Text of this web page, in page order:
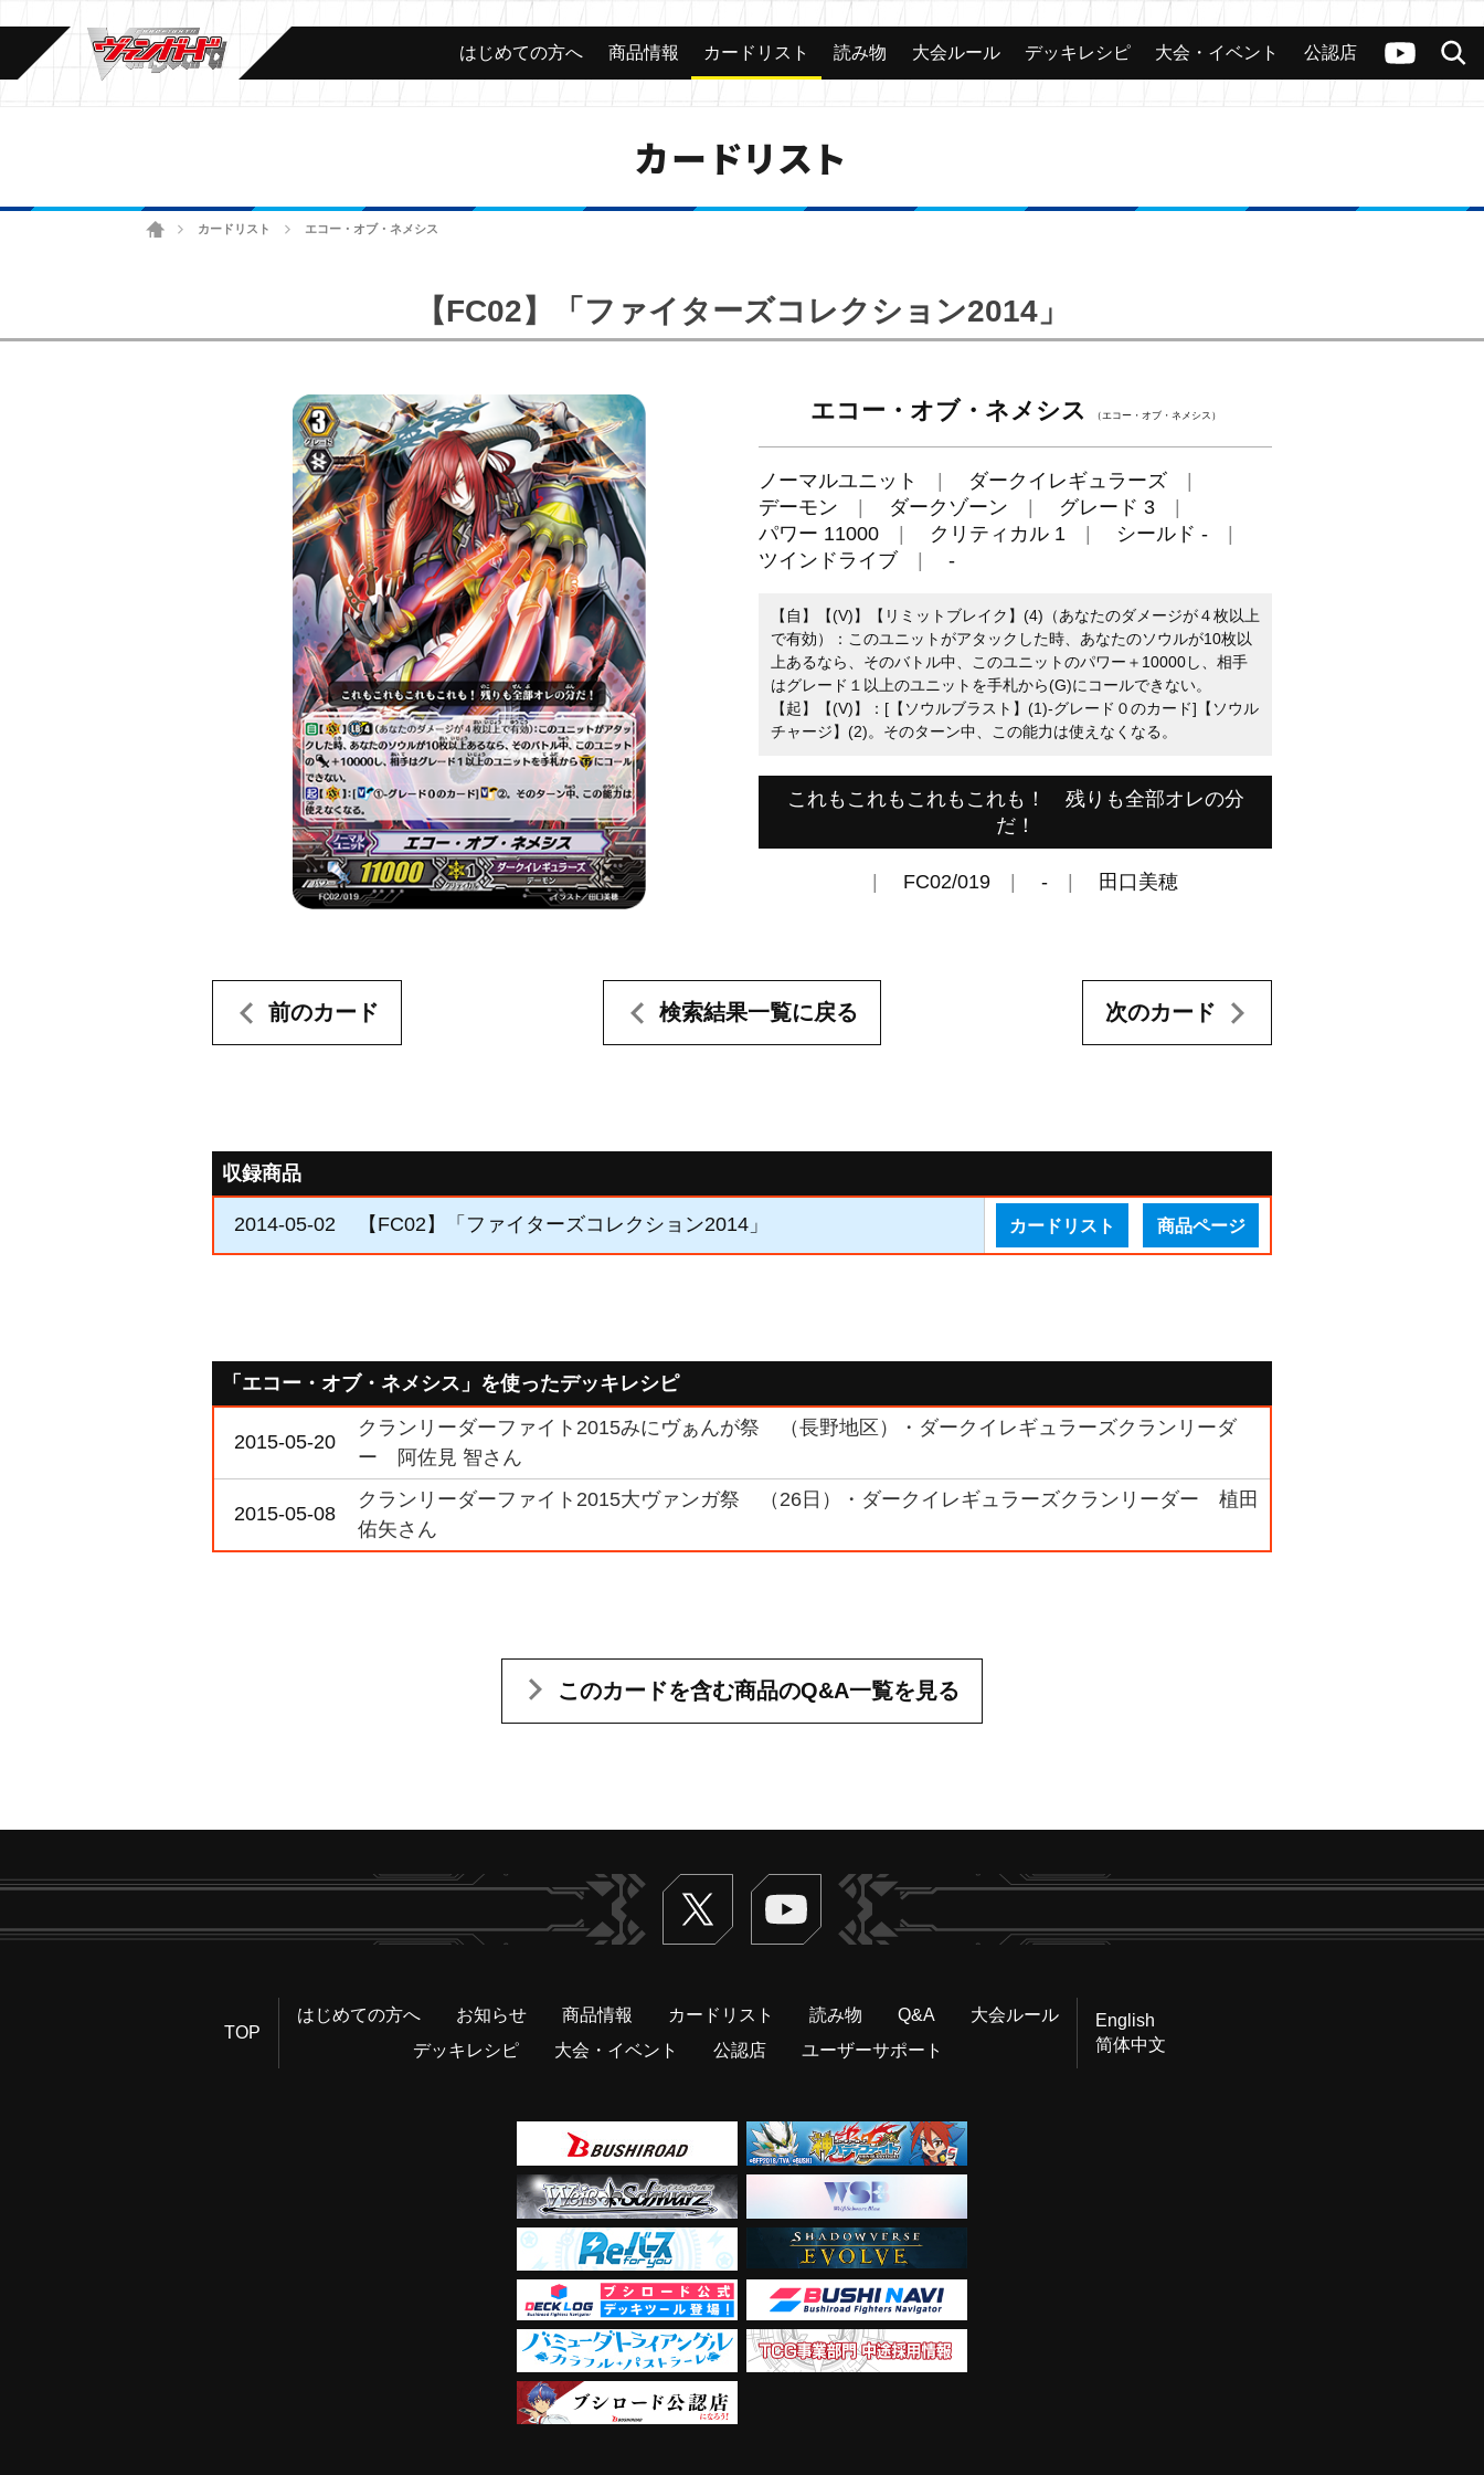
ヴァンガードch
検索
カード 大会 公認店舗 その他
はじめての方へ 商品情報 カードリスト 読み物 大会ルール デッキレシピ 大会・イベント 公認店
カードリスト
ホームカードリスト エコー・オブ・ネメシス
【FC02】「ファイターズコレクション2014」
エコー・オブ・ネメシス （エコー・オブ・ネメシス）
ノーマルユニット
ダークイレギュラーズ
デーモン
ダークゾーン
グレード 3
パワー 11000
クリティカル 1
シールド -
ツインドライブ
-
【自】【(V)】【リミットブレイク】(4)（あなたのダメージが４枚以上
で有効）：このユニットがアタックした時、あなたのソウルが10枚以
上あるなら、そのバトル中、このユニットのパワー＋10000し、相手
はグレード１以上のユニットを手札から(G)にコールできない。
【起】【(V)】：[【ソウルブラスト】(1)-グレード０のカード]【ソウル
チャージ】(2)。そのターン中、この能力は使えなくなる。
これもこれもこれもこれも！ 残りも全部オレの分
だ！
FC02/019 - 田口美穂
前のカード 検索結果一覧に戻る 次のカード
収録商品
2014-05-02 【FC02】「ファイターズコレクション2014」 カードリスト 商品ページ
「エコー・オブ・ネメシス」を使ったデッキレシピ
2015-05-20
クランリーダーファイト2015みにヴぁんが祭 （長野地区）・ダークイレギュラーズクランリーダ
ー 阿佐見 智さん
2015-05-08
クランリーダーファイト2015大ヴァンガ祭 （26日）・ダークイレギュラーズクランリーダー 植田
佑矢さん
このカードを含む商品のQ&A一覧を見る
Twitter ヴァンガードch
TOP
はじめての方へ お知らせ 商品情報 カードリスト 読み物 Q&A
大会ルール
デッキレシピ
大会・イベント 公認店 ユーザーサポート
English
简体中文